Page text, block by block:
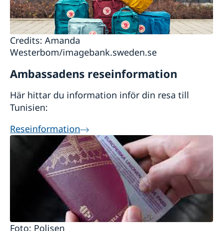
Credits: Amanda
Westerbom/imagebank.sweden.se
Ambassadens reseinformation
Här hittar du information inför din resa till
Tunisien:
Reseinformation
Foto: Polisen